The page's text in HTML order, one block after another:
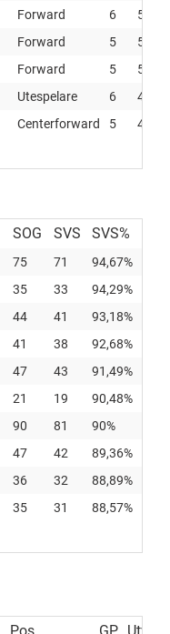
Forward 6
5
Forward 5
5
Forward 5
5
Utespelare 6
4
Centerforward 5
4
SOG SVS SVS%
75 71
94,67%
35 33
94,29%
44 41
93,18%
41 38
92,68%
47 43
91,49%
21 19
90,48%
90 81
90%
47 42
89,36%
36 32
88,89%
35 31
88,57%